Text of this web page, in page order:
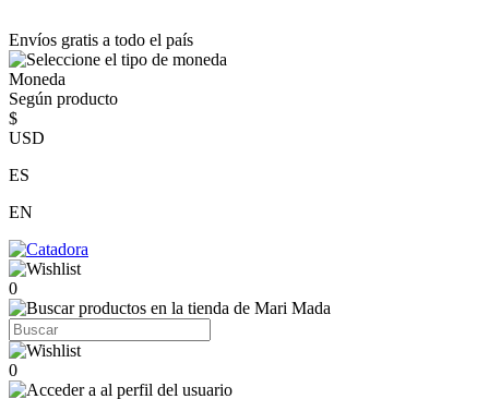
Envíos gratis a todo el país
Moneda
Según producto
$
USD
ES
EN
0
0